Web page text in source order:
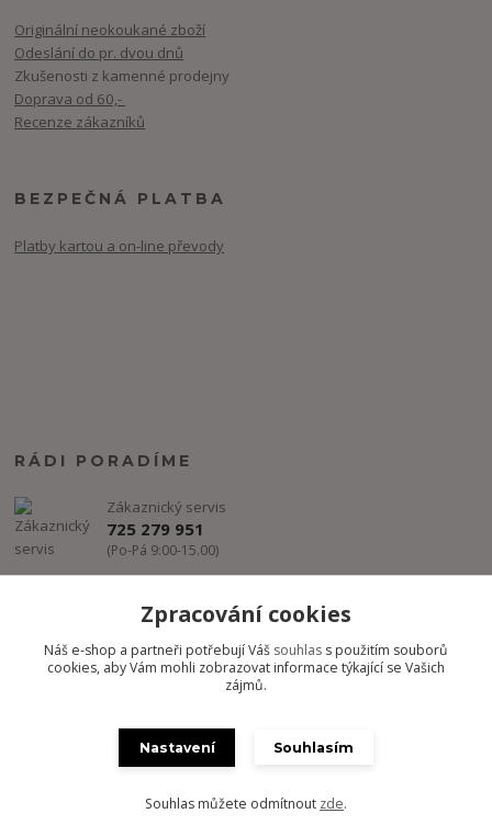
Originální neokoukané zboží
Odeslání do pr. dvou dnů
Zkušenosti z kamenné prodejny
Doprava od 60,-
Recenze zákazníků
BEZPEČNÁ PLATBA
Platby kartou a on-line převody
RÁDI PORADÍME
Zákaznický servis
725 279 951
(Po-Pá 9:00-15.00)
Copyright @ FREESTYLE-DANCE.CZ 2012-2024 - Všechny práva
Vytvořeno na
Eshop-rychle.cz
Zpracování cookies
Náš e-shop a partneři potřebují Váš souhlas s použitím souborů
cookies, aby Vám mohli zobrazovat informace týkající se Vašich
zájmů.
Nastavení Souhlasím
Souhlas můžete odmítnout zde.